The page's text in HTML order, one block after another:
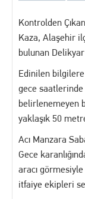
Kontrolden
Kaza, Alaşehir
bulunan
Edinilen bilgilere
gece saatlerinde
belirlenemeyen
yaklaşık 50
Acı Manzara
Gece
aracı
itfaiye ekipleri